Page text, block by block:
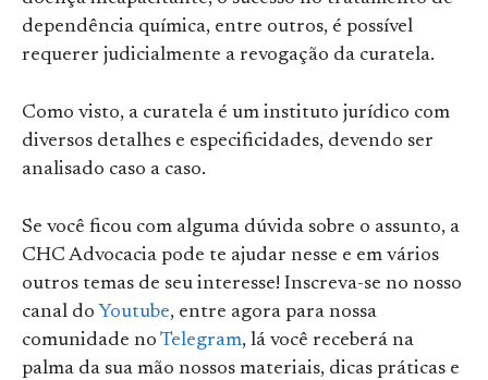
dependência química, entre outros, é possível
requerer judicialmente a revogação da curatela.
Como visto, a curatela é um instituto jurídico com
diversos detalhes e especificidades, devendo ser
analisado caso a caso.
Se você ficou com alguma dúvida sobre o assunto, a
CHC Advocacia pode te ajudar nesse e em vários
outros temas de seu interesse! Inscreva-se no nosso
canal do Youtube, entre agora para nossa
comunidade no Telegram, lá você receberá na
palma da sua mão nossos materiais, dicas práticas e